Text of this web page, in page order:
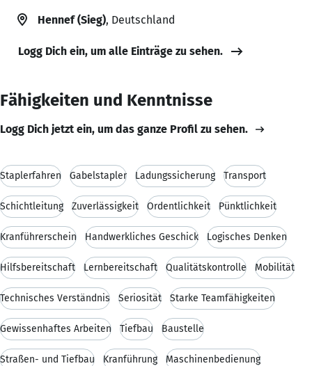
Hennef (Sieg), Deutschland
Logg Dich ein, um alle Einträge zu sehen.
Fähigkeiten und Kenntnisse
Logg Dich jetzt ein, um das ganze Profil zu sehen.
Staplerfahren Gabelstapler Ladungssicherung Transport
Schichtleitung Zuverlässigkeit Ordentlichkeit Pünktlichkeit
Kranführerschein Handwerkliches Geschick Logisches Denken
Hilfsbereitschaft Lernbereitschaft Qualitätskontrolle Mobilität
Technisches Verständnis Seriosität Starke Teamfähigkeiten
Gewissenhaftes Arbeiten Tiefbau Baustelle
Straßen- und Tiefbau Kranführung Maschinenbedienung